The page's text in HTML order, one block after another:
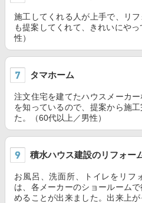
施工してくれる人が上手で、リ
も提案してくれて、きれいにや
性）
タマホーム
注文住宅を建てたハウスメーカ
を知っているので、提案から施
た。（60代以上／男性）
積水ハウス建設のリフォー
お風呂、洗面所、トイレをリフ
は、各メーカーのショールーム
めることが出来ました。出来上